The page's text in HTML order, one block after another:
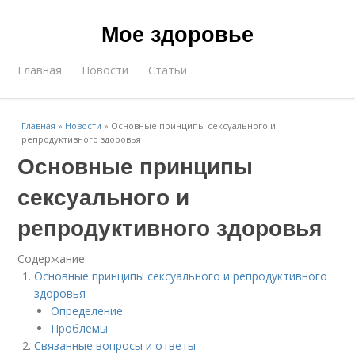
Мое здоровье
Главная Новости Статьи
Главная » Новости » Основные принципы сексуального и
репродуктивного здоровья
Основные принципы
сексуального и
репродуктивного здоровья
Содержание
Основные принципы сексуального и репродуктивного
здоровья
Определение
Проблемы
Связанные вопросы и ответы